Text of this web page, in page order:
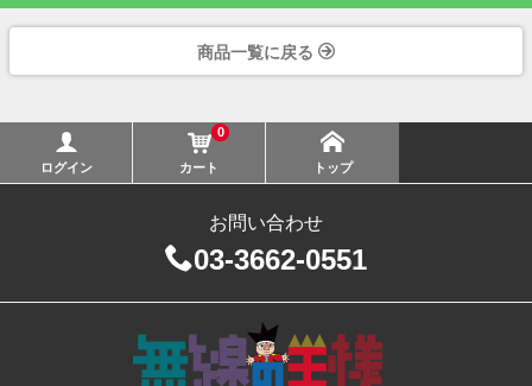
・エマージェンシー機能
・KNB-74L(7.4V/1100mAh):約9時間/約7時間
KNB-75L
(7.4V/1800mAn):約15時間/約11時間
KNB-76L
(7.4V/2200mAn):約18時間/約14時間
※リチウムイオンバッテリ、充電器、ベルトクリップ、アンテナ
変わりますが同じ商品です)。
●乾電池で運用する場合の詳細はデジタル簡易無線登録局の乾電
池運用時間一覧をご参照ください。
セット方法
TCP-D551 JVCケンウッド製デジタル簡易無線登録局
商品一覧に戻る
ログイン
0
カート トップ
お問い合わせ
03-3662-0551